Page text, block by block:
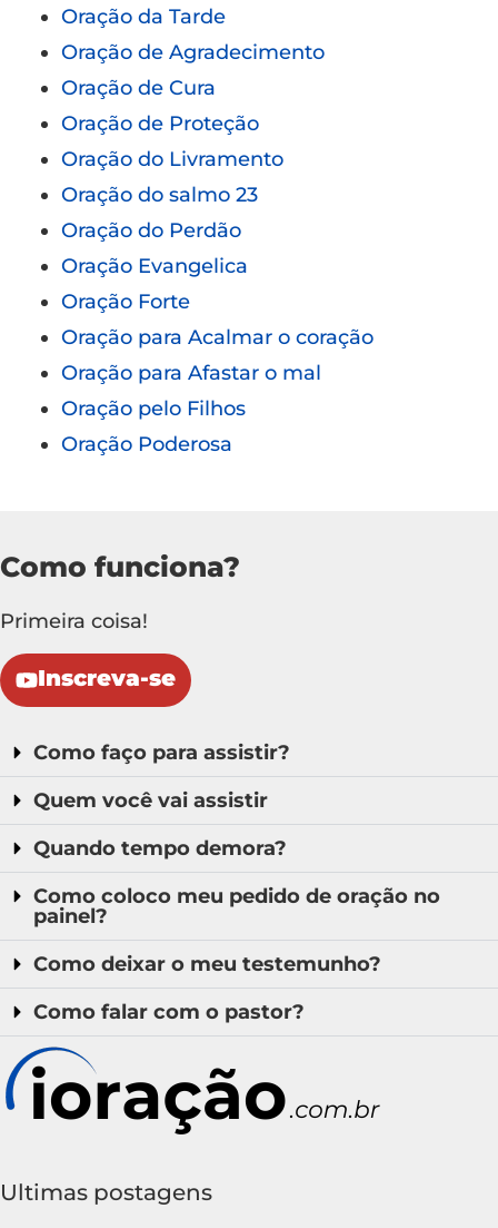
Oração da Tarde
Oração de Agradecimento
Oração de Cura
Oração de Proteção
Oração do Livramento
Oração do salmo 23
Oração do Perdão
Oração Evangelica
Oração Forte
Oração para Acalmar o coração
Oração para Afastar o mal
Oração pelo Filhos
Oração Poderosa
Como funciona?
Primeira coisa!
Inscreva-se
Como faço para assistir?
Quem você vai assistir
Quando tempo demora?
Como coloco meu pedido de oração no
painel?
Como deixar o meu testemunho?
Como falar com o pastor?
Ultimas postagens